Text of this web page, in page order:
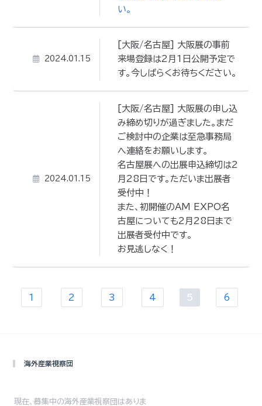
い。
2024.01.15
[大阪/名古屋] 大阪展の事前
来場登録は2月1日公開予定で
す。今しばらくお待ちください。
2024.01.15
[大阪/名古屋] 大阪展の申し込
み締め切りが過ぎました。まだ
ご検討中の企業は至急事務局
へ連絡をお願いします。
名古屋展への出展申込締切は2
月28日です。ただいま出展者
受付中！
また、初開催のAM EXPO名
古屋についても2月28日まで
出展者受付中です。
お見逃しなく！
海外産業視察団
現在、募集中の海外産業視察団はありま